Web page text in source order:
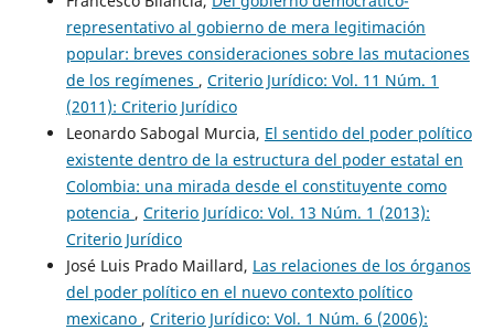
representativo al gobierno de mera legitimación
popular: breves consideraciones sobre las mutaciones
de los regímenes , Criterio Jurídico: Vol. 11 Núm. 1
(2011): Criterio Jurídico
Leonardo Sabogal Murcia, El sentido del poder político
existente dentro de la estructura del poder estatal en
Colombia: una mirada desde el constituyente como
potencia , Criterio Jurídico: Vol. 13 Núm. 1 (2013):
Criterio Jurídico
José Luis Prado Maillard, Las relaciones de los órganos
del poder político en el nuevo contexto político
mexicano , Criterio Jurídico: Vol. 1 Núm. 6 (2006):